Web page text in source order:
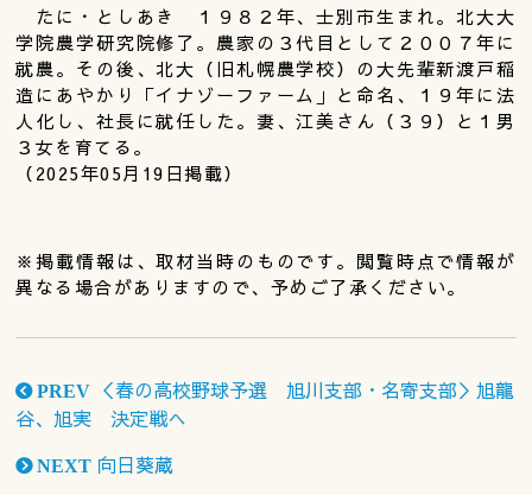
たに・としあき １９８２年、士別市生まれ。北大大
学院農学研究院修了。農家の３代目として２００７年に
就農。その後、北大（旧札幌農学校）の大先輩新渡戸稲
造にあやかり「イナゾーファーム」と命名、１９年に法
人化し、社長に就任した。妻、江美さん（３９）と１男
３女を育てる。
（2025年05月19日掲載）
※掲載情報は、取材当時のものです。閲覧時点で情報が
異なる場合がありますので、予めご了承ください。
PREV
＜春の高校野球予選 旭川支部・名寄支部＞旭龍
谷、旭実 決定戦へ
NEXT 向日葵蔵